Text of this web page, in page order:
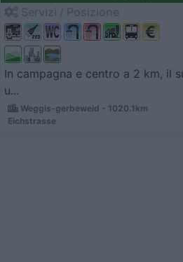
In campagna e centro a 2 km, il
u...
Weggis-gerbeweid - 1020.1km
Eichstrasse